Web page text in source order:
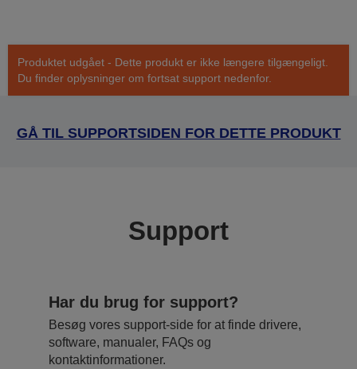
Produktet udgået - Dette produkt er ikke længere tilgængeligt.
Du finder oplysninger om fortsat support nedenfor.
GÅ TIL SUPPORTSIDEN FOR DETTE PRODUKT
Support
Har du brug for support?
Besøg vores support-side for at finde drivere,
software, manualer, FAQs og
kontaktinformationer.